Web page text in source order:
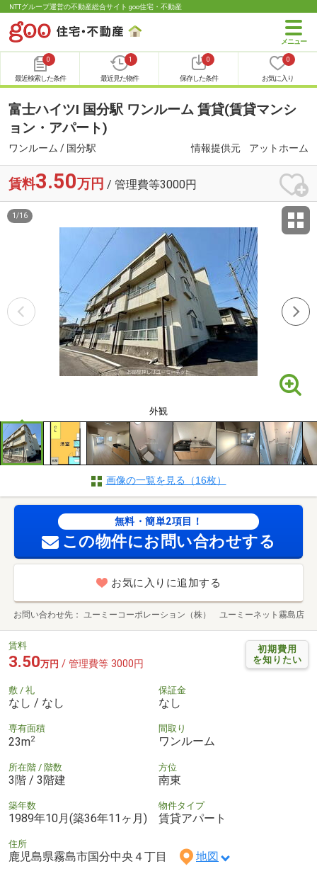
NTTグループ運営の不動産総合サイト goo住宅・不動産
0
最近検索した条件
1
最近見た物件
0
保存した条件
0
お気に入り
富士ハイツⅠ 国分駅 ワンルーム 賃貸(賃貸マンシ
ョン・アパート)
ワンルーム / 国分駅 情報提供元 アットホーム
賃料3.50万円 / 管理費等3000円
外観
1 /16
画像の一覧を見る（16枚）
無料・簡単2項目！
この物件にお問い合わせする
お気に入りに追加する
お問い合わせ先 ユーミーコーポレーション（株） ユーミーネット霧島店
初期費用
を知りたい
賃料
3.50万円 / 管理費等 3000円
敷 / 礼
なし / なし
保証金
なし
専有面積
23m2
間取り
ワンルーム
所在階 / 階数
3階 / 3階建
方位
南東
築年数
1989年10月(築36年11ヶ月)
物件タイプ
賃貸アパート
住所
鹿児島県霧島市国分中央４丁目 地図